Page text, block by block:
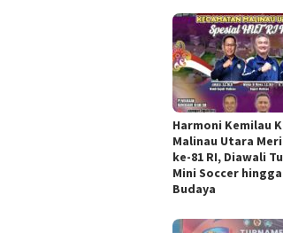
Harmoni Kemilau
Malinau Utara
ke-81 RI, Diawali
Mini Soccer
Budaya